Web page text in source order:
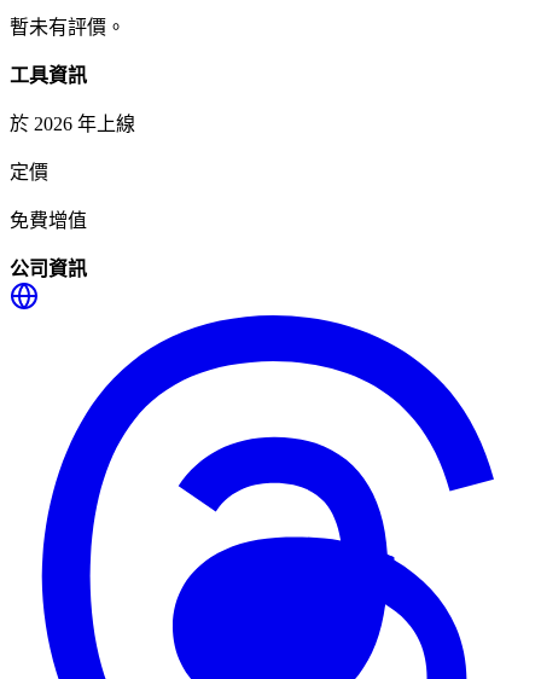
暫未有評價。
工具資訊
於 2026 年上線
定價
免費增值
公司資訊